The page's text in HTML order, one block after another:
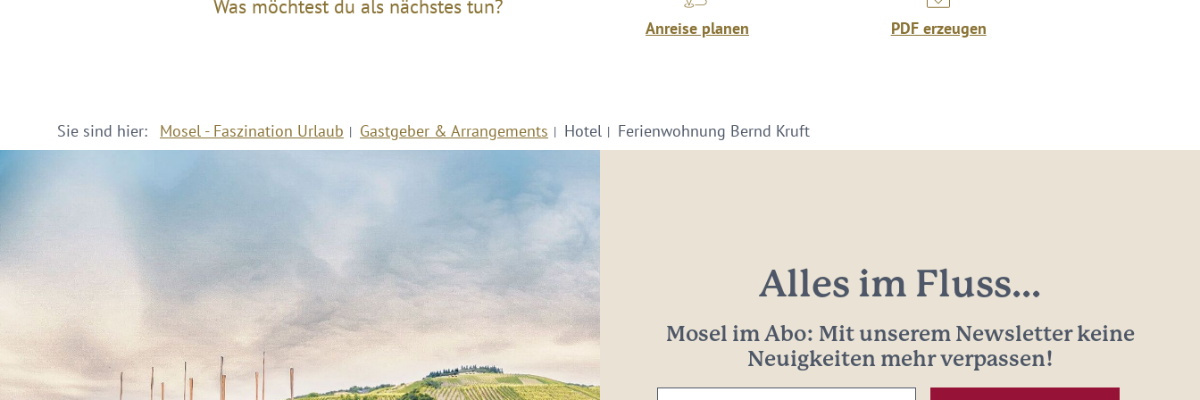
Was möchtest du als nächstes tun?
Anreise planen PDF erzeugen
Sie sind hier: Mosel - Faszination Urlaub Gastgeber & Arrangements Hotel Ferienwohnung Bernd Kruft
Alles im Fluss...
Mosel im Abo: Mit unserem Newsletter keine
Neuigkeiten mehr verpassen!